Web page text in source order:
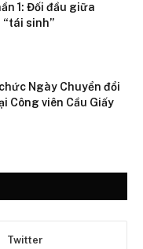
1: Đối đầu giữa
“tái sinh”
Ngày Chuyển đổi
Công viên Cầu Giấy
Twitter